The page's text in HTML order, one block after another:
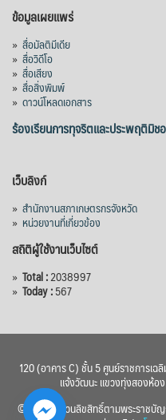
เมื่อวันที่ 5 สิงหาคม 2569 คณ
อนุมัติโครงการอ่างเก็บน้ำคล
จังหวัดจันทบุรี กรอบวงเงิน
กำหนดระยะเวลาดำเนินงาน
2576) โดยโครงการมีความจุ
ลูกบาศก์เมตร สามารถสนับส
ชลประทานกว่า 87,700 ไร่ เ
View on Facebook
ข้อมูลเผยแพร่
» สื่อมัลติมีเดีย
» สื่อวิดีโอ
» สื่อเสียง
» สื่อสิ่งพิมพ์
» ดาวน์โหลดเอกสาร
ร้องเรียนการทุจริตและประพฤติมิช
เว็บลิงก์
» สำนักงานสภาเกษตรกรจังหวัด
» หน่วยงานที่เกี่ยวข้อง
สถิติผู้ใช้งานเว็บไซต์
» Total :2038997
» Today :567
120 (อาคาร C) ชั้น 5 ศูนย์ราชการเ
แจ้งวัฒนะ แขวงทุ่งสองห้อ
© 2560 สงวนลิขสิทธิ์ตามพระราชบั